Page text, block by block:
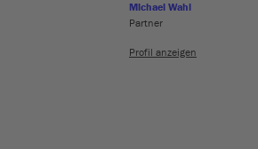
Michael Wahl
Partner
Profil anzeigen